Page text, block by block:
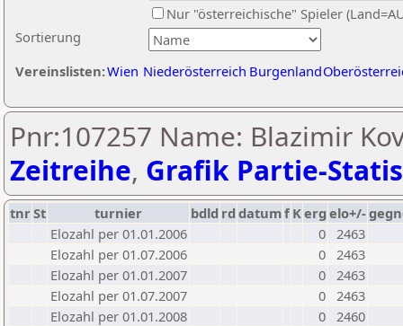
Sortierung
Nur "österreichische" Spieler
Vereinslisten:Wien Niederösterreich Burgenland
Pnr:107257 Name: Blazimir
Zeitreihe, Grafik Partie-
tnrSt turnier bdld rd datumf Kerg elo+/-
Elozahl per 01.01.2006
0 2463
Elozahl per 01.07.2006
0 2463
Elozahl per 01.01.2007
0 2463
Elozahl per 01.07.2007
0 2463
Elozahl per 01.01.2008
0 2460